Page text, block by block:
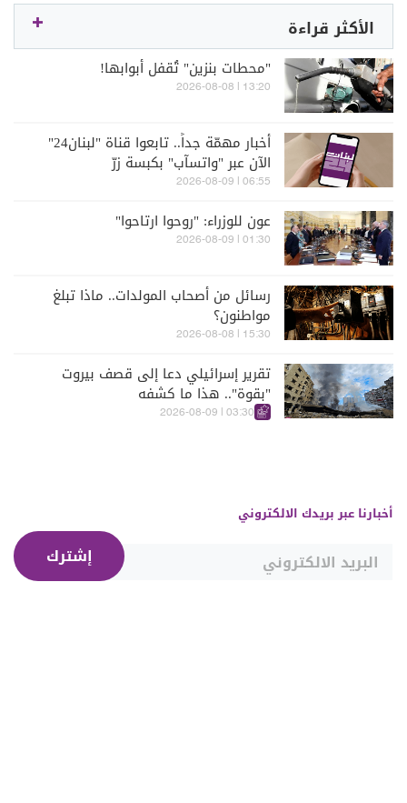
الأكثر قراءة
"محطات بنزين" تُقفل أبوابها!
13:20 | 2026-08-08
أخبار مهمّة جداً.. تابعوا قناة "لبنان24"
الآن عبر "واتسآب" بكبسة زرّ
06:55 | 2026-08-09
عون للوزراء: "روحوا ارتاحوا"
01:30 | 2026-08-09
رسائل من أصحاب المولدات.. ماذا تبلغ
مواطنون؟
15:30 | 2026-08-08
تقرير إسرائيلي دعا إلى قصف بيروت
"بقوة".. هذا ما كشفه
03:30 | 2026-08-09
أخبارنا عبر بريدك الالكتروني
إشترك